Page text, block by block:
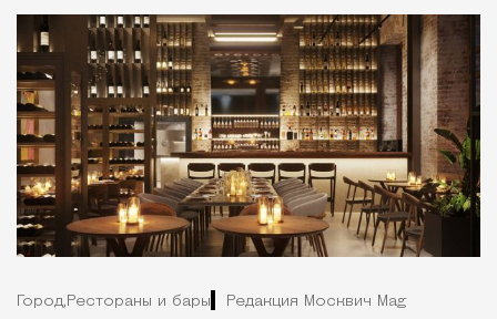
Город, Рестораны и бары Редакция Москвич Mag